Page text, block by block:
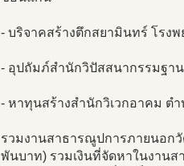
- บริจาคสร้างตึกสยามินทร์ โรง
- อุปถัมภ์สำนักวิปัสสนากรรมฐา
- หาทุนสร้างสำนักวิเวกอาคม ตำ
รวมงานสาธารณูปการภายนอก
พันบาท) รวมเงินที่จัดหาในงาน